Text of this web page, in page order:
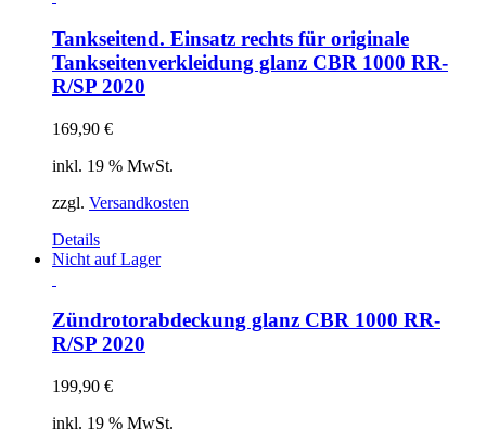
Tankseitend. Einsatz rechts für originale
Tankseitenverkleidung glanz CBR 1000 RR-
R/SP 2020
169,90 €
inkl. 19 % MwSt.
zzgl. Versandkosten
Details
Nicht auf Lager
Zündrotorabdeckung glanz CBR 1000 RR-
R/SP 2020
199,90 €
inkl. 19 % MwSt.